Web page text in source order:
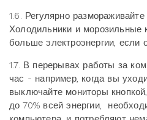
1.6. Регулярно
Холодильники и морозильные
больше электроэнергии, если
1.7. В перерывах работы за
час - например, когда вы
выключайте мониторы
до 70% всей энергии,